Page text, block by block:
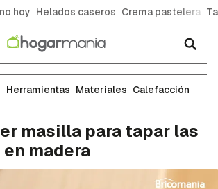
hoy Helados caseros Crema pastelera
Herramientas Materiales Calefacción
masilla para tapar las
madera